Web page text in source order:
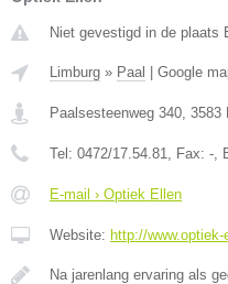
Niet gevestigd in de plaats
Limburg » Paal Google
Paalsesteenweg 340 3583
Tel: 0472/17.54.81 , Fax: - ,
E-mail › Optiek Ellen
Website: http://www.optiek-
Na jarenlang ervaring als